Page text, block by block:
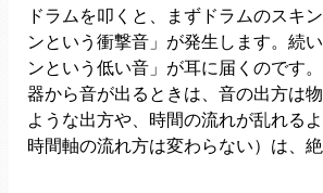
ドラムを叩くと、まずドラムのスキ
ンという衝撃音」が発生します。続
ンという低い音」が耳に届くのです
器から音が出るときは、音の出方は
ような出方や、時間の流れが乱れる
時間軸の流れ方は変わらない）は、絶